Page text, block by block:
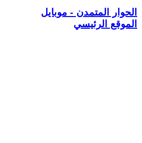
الحوار المتمدن - موبايل
الموقع الرئيسي